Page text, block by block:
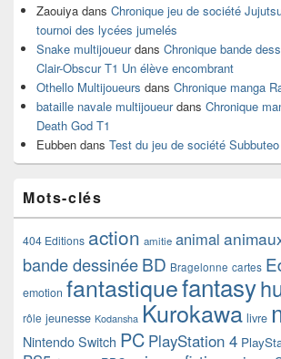
Zaouiya dans Chronique jeu de société
tournoi des lycées jumelés
Snake multijoueurdans Chronique bande
Clair-Obscur T1 Un élève encombrant
Othello Multijoueurs dans Chronique manga
bataille navale multijoueurdans Chronique
Death God T1
Eubben dans Test du jeu de société
Mots-clés
404 Editions action amitie animal
bande dessinéeBD Bragelonne cartes
emotion fantastiquefantasy
rôle jeunesse Kodansha Kurokawa livre
Nintendo Switch PC PlayStation 4